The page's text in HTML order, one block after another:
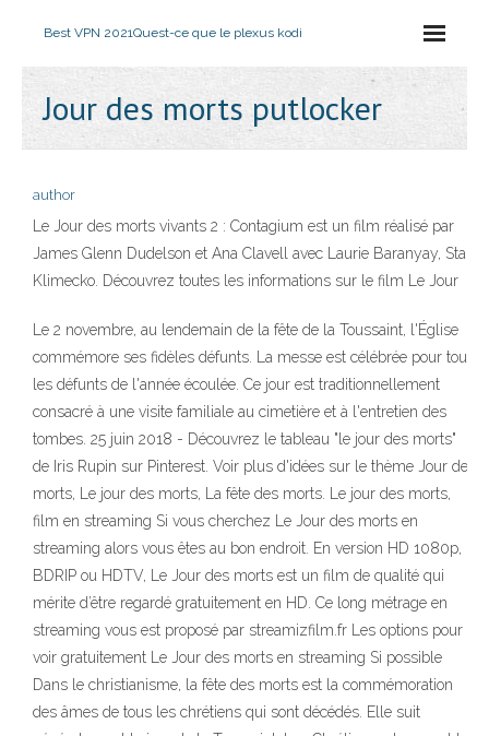
Best VPN 2021Quest-ce que le plexus kodi
Jour des morts putlocker
author
Le Jour des morts vivants 2 : Contagium est un film réalisé par
James Glenn Dudelson et Ana Clavell avec Laurie Baranyay, Stan
Klimecko. Découvrez toutes les informations sur le film Le Jour
Le 2 novembre, au lendemain de la fête de la Toussaint, l'Église
commémore ses fidèles défunts. La messe est célébrée pour tous
les défunts de l'année écoulée. Ce jour est traditionnellement
consacré à une visite familiale au cimetière et à l'entretien des
tombes. 25 juin 2018 - Découvrez le tableau "le jour des morts"
de Iris Rupin sur Pinterest. Voir plus d'idées sur le thème Jour des
morts, Le jour des morts, La fête des morts. Le jour des morts,
film en streaming Si vous cherchez Le Jour des morts en
streaming alors vous êtes au bon endroit. En version HD 1080p,
BDRIP ou HDTV, Le Jour des morts est un film de qualité qui
mérite d’être regardé gratuitement en HD. Ce long métrage en
streaming vous est proposé par streamizfilm.fr Les options pour
voir gratuitement Le Jour des morts en streaming Si possible
Dans le christianisme, la fête des morts est la commémoration
des âmes de tous les chrétiens qui sont décédés. Elle suit